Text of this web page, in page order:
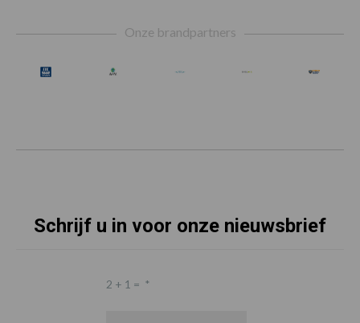
Onze brandpartners
Schrijf u in voor onze nieuwsbrief
2 + 1 = *